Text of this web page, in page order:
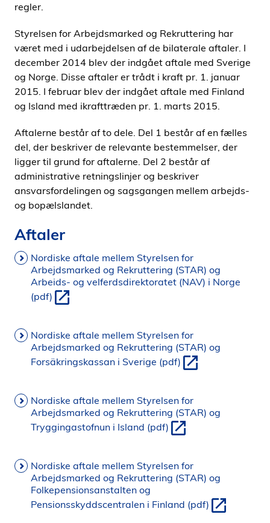
regler.
Styrelsen for Arbejdsmarked og Rekruttering har
været med i udarbejdelsen af de bilaterale aftaler. I
december 2014 blev der indgået aftale med Sverige
og Norge. Disse aftaler er trådt i kraft pr. 1. januar
2015. I februar blev der indgået aftale med Finland
og Island med ikrafttræden pr. 1. marts 2015.
Aftalerne består af to dele. Del 1 består af en fælles
del, der beskriver de relevante bestemmelser, der
ligger til grund for aftalerne. Del 2 består af
administrative retningslinjer og beskriver
ansvarsfordelingen og sagsgangen mellem arbejds-
og bopælslandet.
Aftaler
Nordiske aftale mellem Styrelsen for
Arbejdsmarked og Rekruttering (STAR) og
Arbeids- og velferdsdirektoratet (NAV) i Norge
(pdf)
Nordiske aftale mellem Styrelsen for
Arbejdsmarked og Rekruttering (STAR) og
Forsäkringskassan i Sverige (pdf)
Nordiske aftale mellem Styrelsen for
Arbejdsmarked og Rekruttering (STAR) og
Tryggingastofnun i Island (pdf)
Nordiske aftale mellem Styrelsen for
Arbejdsmarked og Rekruttering (STAR) og
Folkepensionsanstalten og
Pensionsskyddscentralen i Finland (pdf)